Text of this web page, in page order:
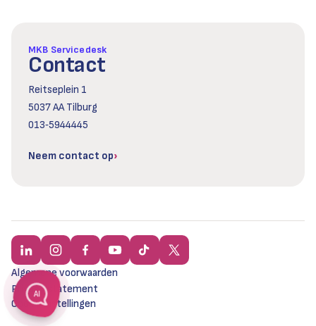
AI
MKB Servicedesk
Contact
Reitseplein 1
5037 AA Tilburg
013‑5944445
Neem contact op
Algemene voorwaarden
Privacy statement
Cookie instellingen